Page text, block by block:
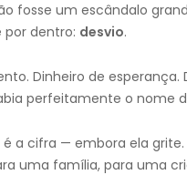
fosse um escândalo
por dentro: desvio.
Dinheiro de
perfeitamente o nome
a cifra — embora ela
uma família, para uma